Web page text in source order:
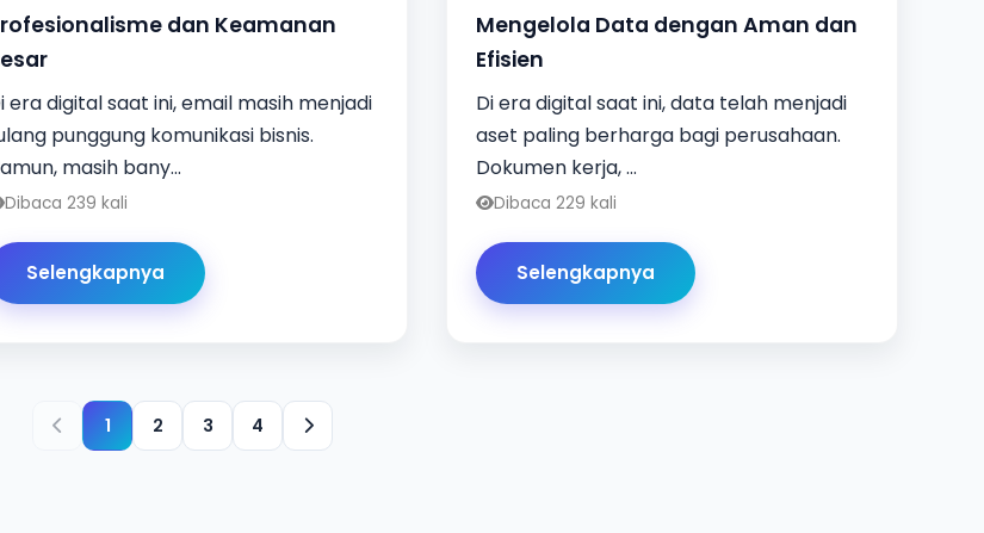
dan Keamanan
era digital saat ini, email masih menjadi
punggung komunikasi bisnis.
masih bany...
Dibaca 239 kali
Selengkapnya
Mengelola Data dengan Aman dan
Efisien
Di era digital saat ini, data telah menjadi
aset paling berharga bagi perusahaan.
Dokumen kerja, ...
Dibaca 229 kali
Selengkapnya
1 2 3 4